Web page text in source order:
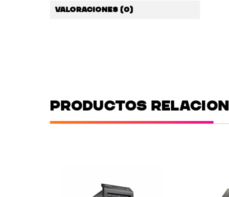
Valoraciones (0)
PRODUCTOS